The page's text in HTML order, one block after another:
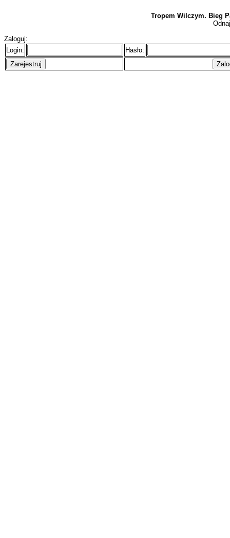
Tropem Wilczym. Bieg
Zaloguj:
Login:
Hasło: